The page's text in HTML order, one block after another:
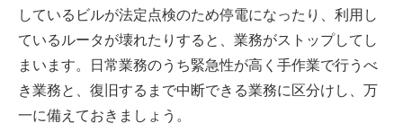
しているビルが法定点検のため停電になったり、利用し
ているルータが壊れたりすると、業務がストップしてし
まいます。日常業務のうち緊急性が高く手作業で行うべ
き業務と、復旧するまで中断できる業務に区分けし、万
一に備えておきましょう。